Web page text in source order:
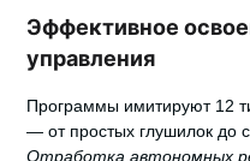
Эффективное
управления
Программы имитируют 12
— от простых глушилок до
Отработка автономных